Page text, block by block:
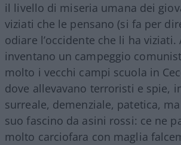
il livello di miseria umana dei
viziati che le pensano (si fa per
odiare l’occidente che li ha viziati.
inventano un campeggio
molto i vecchi campi scuola in
dove allevavano terroristi e spie,
surreale, demenziale, patetica,
suo fascino da asini rossi: ce ne
molto carciofara con maglia